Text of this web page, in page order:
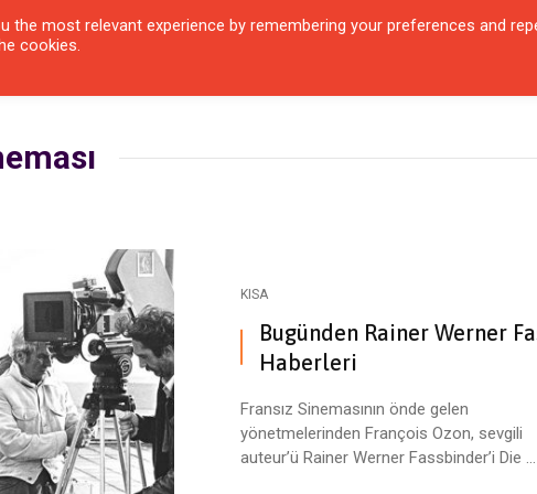
SEYIR QUARTIER KARŞILAŞMALAR ZAMANIN
KISA
Bugünden Rainer Werner
Haberleri
Fransız Sinemasının önde gelen
yönetmelerinden François Ozon, sevgili
auteur’ü Rainer Werner Fassbinder’i Die ...
Evde Festival: Videonale.18
Marie
the most relevant experience by remembering your preferences and
cookies.